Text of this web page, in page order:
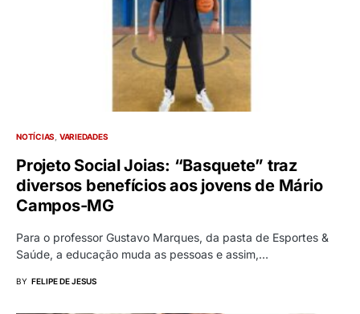
NOTÍCIAS VARIEDADES
Projeto Social Joias: “Basquete” traz
diversos benefícios aos jovens de Mário
Campos-MG
Para o professor Gustavo Marques, da pasta de Esportes &
Saúde, a educação muda as pessoas e assim,…
BY FELIPE DE JESUS